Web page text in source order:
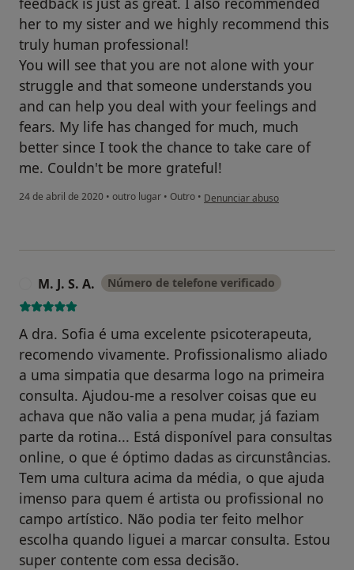
her to my sister and we highly recommend this
truly human professional!
You will see that you are not alone with your
struggle and that someone understands you
and can help you deal with your feelings and
fears. My life has changed for much, much
better since I took the chance to take care of
me. Couldn't be more grateful!
24 de abril de 2020 • outro lugar • Outro • na opinião do utilizador Anna
Denunciar abuso
M. J. S. A. Número de telefone verificado
A dra. Sofia é uma excelente psicoterapeuta,
recomendo vivamente. Profissionalismo aliado
a uma simpatia que desarma logo na primeira
consulta. Ajudou-me a resolver coisas que eu
achava que não valia a pena mudar, já faziam
parte da rotina... Está disponível para consultas
online, o que é óptimo dadas as circunstâncias.
Tem uma cultura acima da média, o que ajuda
imenso para quem é artista ou profissional no
campo artístico. Não podia ter feito melhor
escolha quando liguei a marcar consulta. Estou
super contente com essa decisão.